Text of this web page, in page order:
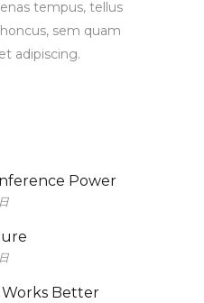
tempus, tellus
sem quam
adipiscing.
Power
Better